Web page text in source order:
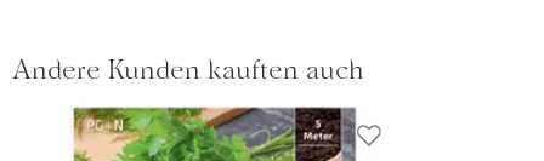
Andere Kunden kauften auch